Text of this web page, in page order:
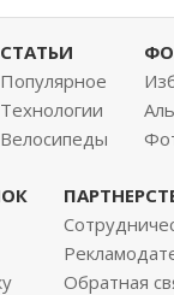
СТАТЬИ
Популярное
Технологии
Велосипеды
Обратная